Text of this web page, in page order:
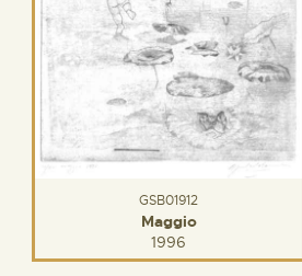
GSB01912
Maggio
1996